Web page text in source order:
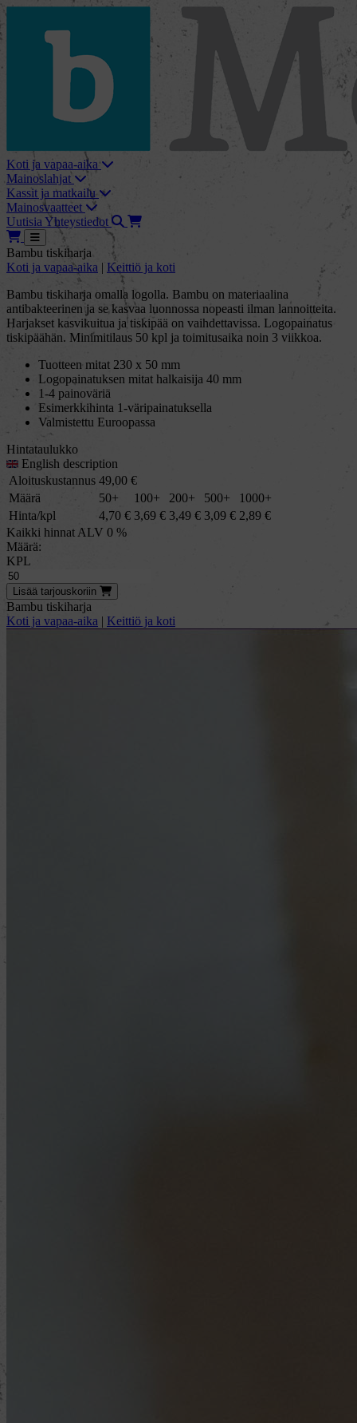
skip_to_content
bMore
Koti ja vapaa-aika
Mainoslahjat
Kassit ja matkailu
Mainosvaatteet
Uutisia Yhteystiedot HakuTarjouskori
Tarjouskori
Avaa
Bambu tiskiharja
Koti ja vapaa-aika | Keittiö ja koti
Bambu tiskiharja omalla logolla. Bambu on materiaalina
antibakteerinen ja se kasvaa luonnossa nopeasti ilman lannoitteita.
Harjakset kasvikuitua ja tiskipää on vaihdettavissa. Logopainatus
tiskipäähän. Minimitilaus 50 kpl ja toimitusaika noin 3 viikkoa.
Tuotteen mitat 230 x 50 mm
Logopainatuksen mitat halkaisija 40 mm
1-4 painoväriä
Esimerkkihinta 1-väripainatuksella
Valmistettu Euroopassa
Hintataulukko
English description
Aloituskustannus 49,00 €
Määrä
50+ 100+ 200+ 500+
1000+
Hinta/kpl
4,70 € 3,69 € 3,49 € 3,09 € 2,89 €
Kaikki hinnat ALV 0 %
Määrä:
KPL
Lisää tarjous koriin
Bambu tiskiharja
Koti ja vapaa-aika | Keittiö ja koti